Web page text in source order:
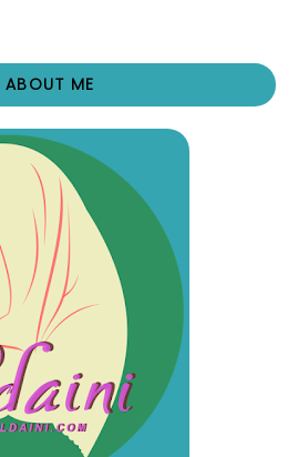
ABOUT ME